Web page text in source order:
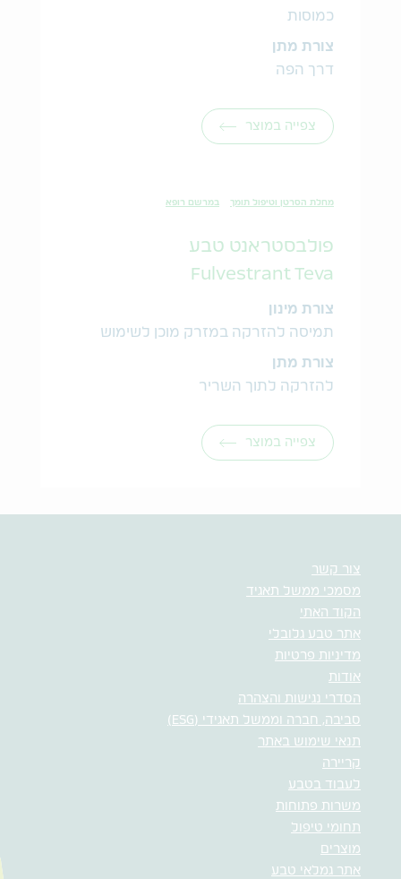
כמוסות
צורת מתן
דרך הפה
צפייה במוצר
מחלת הסרטן וטיפול תומך במרשם רופא
פולבסטראנט טבע
Fulvestrant Teva
צורת מינון
תמיסה להזרקה במזרק מוכן לשימוש
צורת מתן
להזרקה לתוך השריר
צפייה במוצר
צור קשר
מסמכי ממשל תאגיד
הקוד האתי
אתר טבע גלובלי
מדיניות פרטיות
אודות
הסדרי נגישות והצהרה
סביבה, חברה וממשל תאגידי (ESG)
תנאי שימוש באתר
קריירה
לעבוד בטבע
משרות פתוחות
תחומי טיפול
מוצרים
אתר גמלאי טבע